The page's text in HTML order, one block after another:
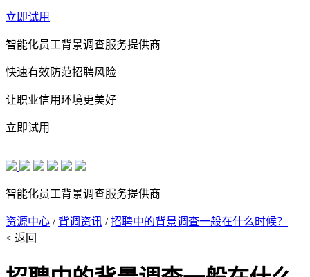
立即试用
智能化员工背景调查服务提供商
快速有效防范招聘风险
让职业信用环境更美好
立即试用
智能化员工背景调查服务提供商
资源中心 / 背调资讯 /招聘中的背景调查一般在什么时候？
< 返回